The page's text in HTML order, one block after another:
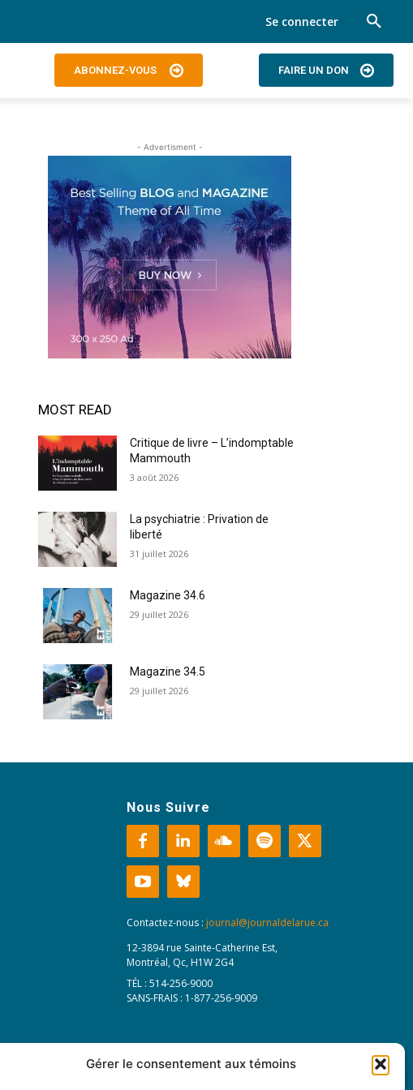
Gérer le consentement aux témoins
Se connecter
ABONNEZ-VOUS FAIRE UN DON
- Advertisment -
MOST READ
Critique de livre – L’indomptable
Mammouth
3 août 2026
La psychiatrie : Privation de
liberté
31 juillet 2026
Magazine 34.6
29 juillet 2026
Magazine 34.5
29 juillet 2026
Nous Suivre
Contactez-nous : journal@journaldelarue.ca
12-3894 rue Sainte-Catherine Est,
Montréal, Qc, H1W 2G4
TÉL : 514-256-9000
SANS-FRAIS : 1-877-256-9009